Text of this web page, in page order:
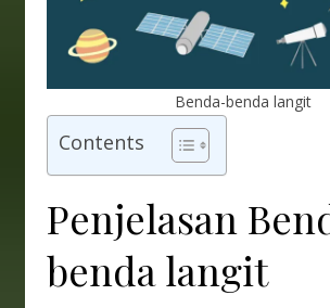
Benda-benda langit
Contents
Penjelasan
benda langit